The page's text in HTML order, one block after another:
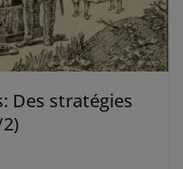
Des stratégies